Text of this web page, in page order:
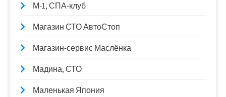
М-1, СПА-клуб
Магазин СТО АвтоСтоп
Магазин-сервис Маслёнка
Мадина, СТО
Маленькая Япония